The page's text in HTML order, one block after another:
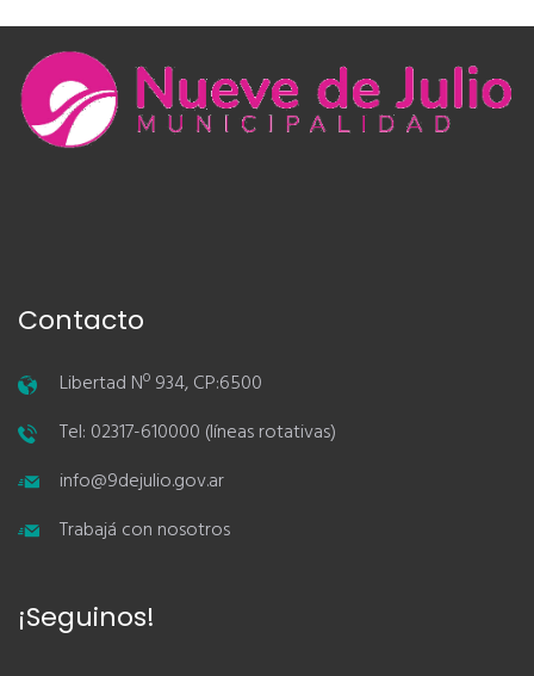
Contacto
Libertad Nº 934, CP:6500
Tel: 02317-610000 (líneas rotativas)
info@9dejulio.gov.ar
Trabajá con nosotros
¡Seguinos!